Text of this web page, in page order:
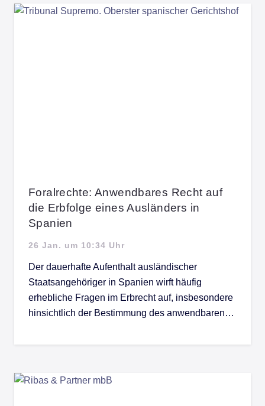
Foralrechte: Anwendbares Recht auf
die Erbfolge eines Ausländers in
Spanien
26 Jan. um 10:34 Uhr
Der dauerhafte Aufenthalt ausländischer
Staatsangehöriger in Spanien wirft häufig
erhebliche Fragen im Erbrecht auf, insbesondere
hinsichtlich der Bestimmung des anwendbaren…